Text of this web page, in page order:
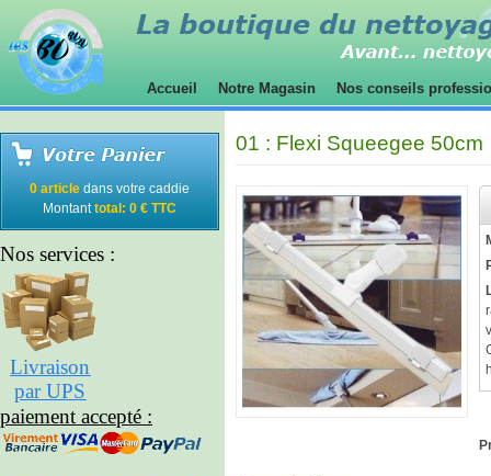
Accueil Notre Magasin Nos conseils
0 article dans votre caddie
Montanttotal: 0 € TTC
Nos services :
Livraison
par UPS
paiement accepté :
01 : Flexi Squeegee 50cm